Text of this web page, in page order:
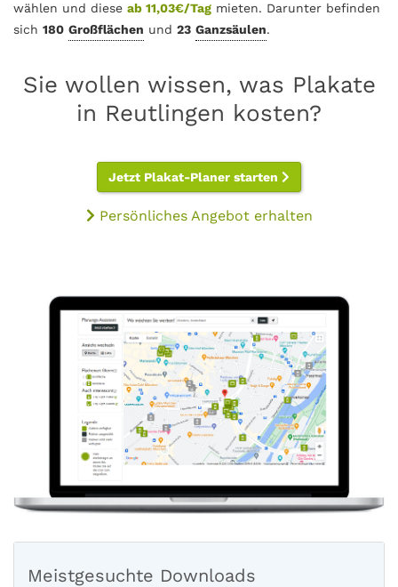
wählen und diese ab 11,03€/Tag mieten. Darunter befinden
sich 180 Großflächen und 23 Ganzsäulen.
Sie wollen wissen, was Plakate
in Reutlingen kosten?
Jetzt Plakat-Planer starten
Persönliches Angebot erhalten
Meistgesuchte Downloads